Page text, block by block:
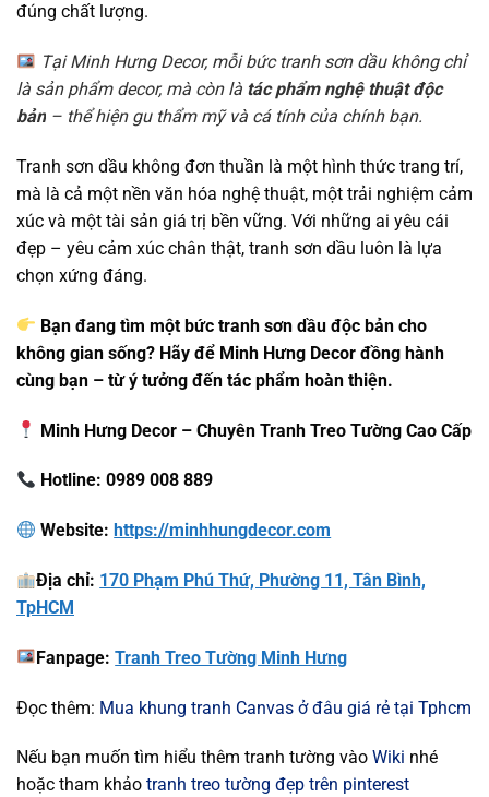
đúng chất lượng.
Tại Minh Hưng Decor, mỗi bức tranh sơn dầu không chỉ
là sản phẩm decor, mà còn là tác phẩm nghệ thuật độc
bản – thể hiện gu thẩm mỹ và cá tính của chính bạn.
Tranh sơn dầu không đơn thuần là một hình thức trang trí,
mà là cả một nền văn hóa nghệ thuật, một trải nghiệm cảm
xúc và một tài sản giá trị bền vững. Với những ai yêu cái
đẹp – yêu cảm xúc chân thật, tranh sơn dầu luôn là lựa
chọn xứng đáng.
Bạn đang tìm một bức tranh sơn dầu độc bản cho
không gian sống? Hãy để Minh Hưng Decor đồng hành
cùng bạn – từ ý tưởng đến tác phẩm hoàn thiện.
Minh Hưng Decor – Chuyên Tranh Treo Tường Cao Cấp
Hotline: 0989 008 889
Website: https://minhhungdecor.com
Địa chỉ: 170 Phạm Phú Thứ, Phường 11, Tân Bình,
TpHCM
Fanpage: Tranh Treo Tường Minh Hưng
Đọc thêm: Mua khung tranh Canvas ở đâu giá rẻ tại Tphcm
Nếu bạn muốn tìm hiểu thêm tranh tường vào Wiki nhé
hoặc tham khảo tranh treo tường đẹp trên pinterest